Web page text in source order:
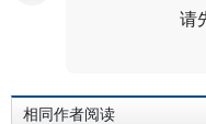
请
相同作者阅读